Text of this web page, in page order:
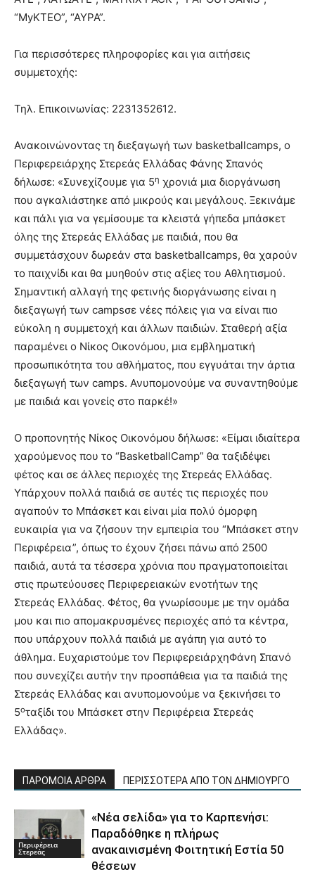
“MyΚΤΕΟ”, “ΑΥΡΑ”.
Για περισσότερες πληροφορίες και για αιτήσεις
συμμετοχής:
Τηλ. Επικοινωνίας: 2231352612.
Ανακοινώνοντας τη διεξαγωγή των basketballcamps, ο
Περιφερειάρχης Στερεάς Ελλάδας Φάνης Σπανός
δήλωσε: «Συνεχίζουμε για 5η χρονιά μια διοργάνωση
που αγκαλιάστηκε από μικρούς και μεγάλους. Ξεκινάμε
και πάλι για να γεμίσουμε τα κλειστά γήπεδα μπάσκετ
όλης της Στερεάς Ελλάδας με παιδιά, που θα
συμμετάσχουν δωρεάν στα basketballcamps, θα χαρούν
το παιχνίδι και θα μυηθούν στις αξίες του Αθλητισμού.
Σημαντική αλλαγή της φετινής διοργάνωσης είναι η
διεξαγωγή των campsσε νέες πόλεις για να είναι πιο
εύκολη η συμμετοχή και άλλων παιδιών. Σταθερή αξία
παραμένει ο Νίκος Οικονόμου, μια εμβληματική
προσωπικότητα του αθλήματος, που εγγυάται την άρτια
διεξαγωγή των camps. Ανυπομονούμε να συναντηθούμε
με παιδιά και γονείς στο παρκέ!»
Ο προπονητής Νίκος Οικονόμου δήλωσε: «Είμαι ιδιαίτερα
χαρούμενος που το “BasketballCamp” θα ταξιδέψει
φέτος και σε άλλες περιοχές της Στερεάς Ελλάδας.
Υπάρχουν πολλά παιδιά σε αυτές τις περιοχές που
αγαπούν το Μπάσκετ και είναι μία πολύ όμορφη
ευκαιρία για να ζήσουν την εμπειρία του “Μπάσκετ στην
Περιφέρεια”, όπως το έχουν ζήσει πάνω από 2500
παιδιά, αυτά τα τέσσερα χρόνια που πραγματοποιείται
στις πρωτεύουσες Περιφερειακών ενοτήτων της
Στερεάς Ελλάδας. Φέτος, θα γνωρίσουμε με την ομάδα
μου και πιο απομακρυσμένες περιοχές από τα κέντρα,
που υπάρχουν πολλά παιδιά με αγάπη για αυτό το
άθλημα. Ευχαριστούμε τον ΠεριφερειάρχηΦάνη Σπανό
που συνεχίζει αυτήν την προσπάθεια για τα παιδιά της
Στερεάς Ελλάδας και ανυπομονούμε να ξεκινήσει το
5οταξίδι του Μπάσκετ στην Περιφέρεια Στερεάς
Ελλάδας».
ΠΑΡΟΜΟΙΑ ΑΡΘΡΑ ΠΕΡΙΣΣΟΤΕΡΑ ΑΠΟ ΤΟΝ ΔΗΜΙΟΥΡΓΟ
Περιφέρεια
Στερεάς
«Νέα σελίδα» για το Καρπενήσι:
Παραδόθηκε η πλήρως
ανακαινισμένη Φοιτητική Εστία 50
θέσεων